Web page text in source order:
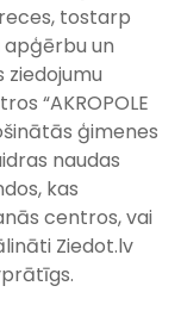
tostarp
un
ziedojumu
“AKROPOLE
ģimenes
naudas
kas
centros, vai
Ziedot.lv